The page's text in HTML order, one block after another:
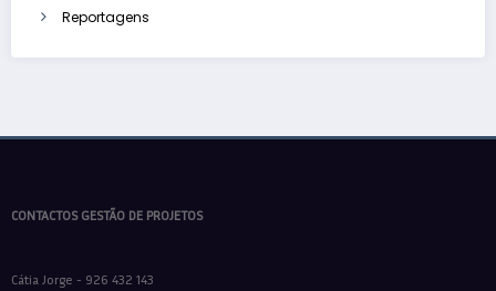
Reportagens
CONTACTOS GESTÃO DE PROJETOS
Cátia Jorge - 926 432 143